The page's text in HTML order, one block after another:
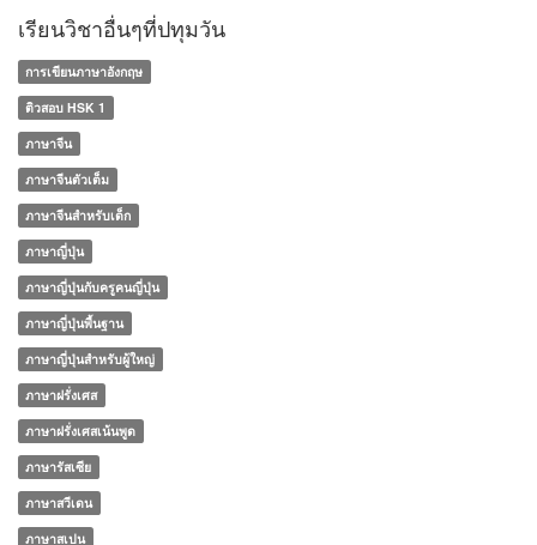
เรียนวิชาอื่นๆที่ปทุมวัน
การเขียนภาษาอังกฤษ
ติวสอบ HSK 1
ภาษาจีน
ภาษาจีนตัวเต็ม
ภาษาจีนสำหรับเด็ก
ภาษาญี่ปุ่น
ภาษาญี่ปุ่นกับครูคนญี่ปุ่น
ภาษาญี่ปุ่นพื้นฐาน
ภาษาญี่ปุ่นสำหรับผู้ใหญ่
ภาษาฝรั่งเศส
ภาษาฝรั่งเศสเน้นพูด
ภาษารัสเซีย
ภาษาสวีเดน
ภาษาสเปน